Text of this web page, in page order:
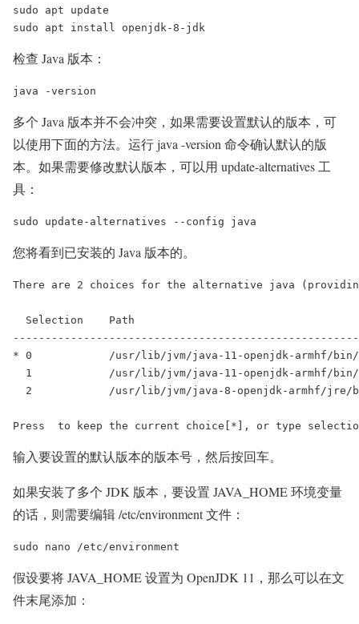
sudo apt update
检查 Java 版本：
多个 Java 版本并不会冲突，如果需要设置默认的版本，可
以使用下面的方法。运行 java -version 命令确认默认的版
本。如果需要修改默认版本，可以用 update-alternatives 工
具：
您将看到已安装的 Java 版本的。
There are 2 choices for the alternative java
Selection    Path
* 0            /usr/lib/jvm/java-11-openjdk-armhf/
1            /usr/lib/jvm/java-11-openjdk-armhf/
2            /usr/lib/jvm/java-8-openjdk-armhf/
输入要设置的默认版本的版本号，然后按回车。
如果安装了多个 JDK 版本，要设置 JAVA_HOME 环境变量
的话，则需要编辑 /etc/environment 文件：
假设要将 JAVA_HOME 设置为 OpenJDK 11，那么可以在文
件末尾添加：